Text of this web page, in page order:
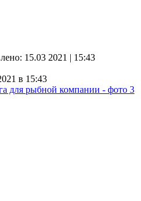
15.03 2021 | 15:43
в 15:43